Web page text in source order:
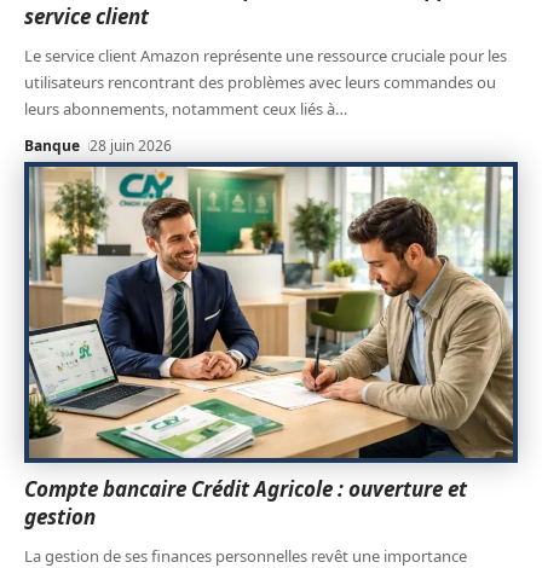
service client
Le service client Amazon représente une ressource cruciale pour les
utilisateurs rencontrant des problèmes avec leurs commandes ou
leurs abonnements, notamment ceux liés à…
Banque 28 juin 2026
Compte bancaire Crédit Agricole : ouverture et
gestion
La gestion de ses finances personnelles revêt une importance